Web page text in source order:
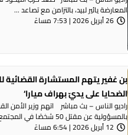
المعارضة يائير لبيد، بالتزامن مع تصاعد ...
26 أبريل 2026 | 7:53 مساءً
بن غفير يتهم المستشارة القضائية
الضحايا على يديّ بهراف ميارا‘
راديو الناس – بث مباشر اتهم وزير الأمن
بالمسؤولية عن مقتل 50 شخصًا في المجتمع ...
12 أبريل 2026 | 6:54 مساءً